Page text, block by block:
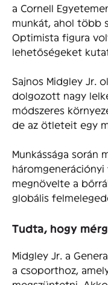
a Cornell
munkát, ahol több
Optimista figura
lehetőségeket
Sajnos Midgley Jr.
dolgozott nagy
módszeres
de az ötleteit egy
Munkássága során
megnövelte a
globális
Tudta, hogy
Midgley Jr. a
a csoporthoz,